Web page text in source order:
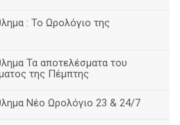
: Το Ωρολόγιο της
Τα αποτελέσματα του
της Πέμπτης
Νέο Ωρολόγιο 23 & 24/7